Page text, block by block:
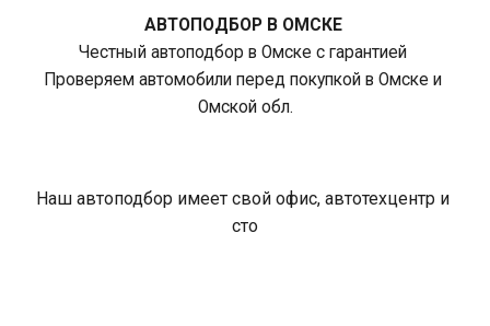
АВТОПОДБОР В ОМСКЕ
Честный автоподбор в Омске с гарантией
Проверяем автомобили перед покупкой в Омске и
Омской обл.
Наш автоподбор имеет свой офис, автотехцентр и
сто